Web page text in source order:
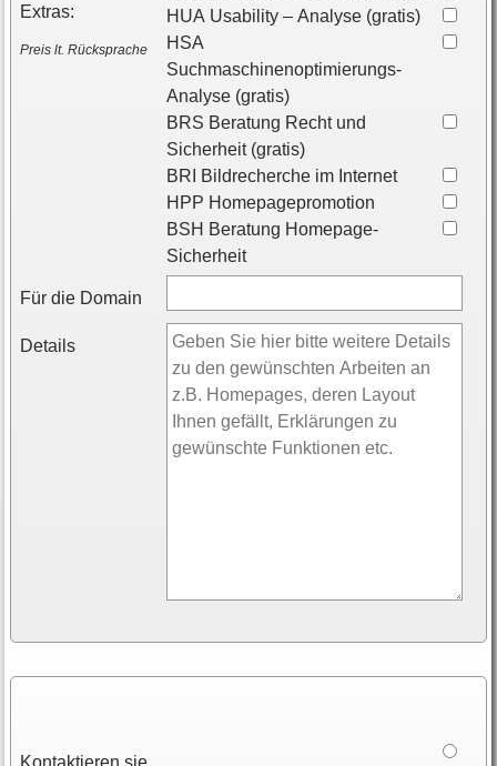
Extras:
Preis lt. Rücksprache
HUA Usability – Analyse (gratis)
HSA
Suchmaschinenoptimierungs-
Analyse (gratis)
BRS Beratung Recht und
Sicherheit (gratis)
BRI Bildrecherche im Internet
HPP Homepagepromotion
BSH Beratung Homepage-
Sicherheit
Für die Domain
Details
Kontaktieren sie